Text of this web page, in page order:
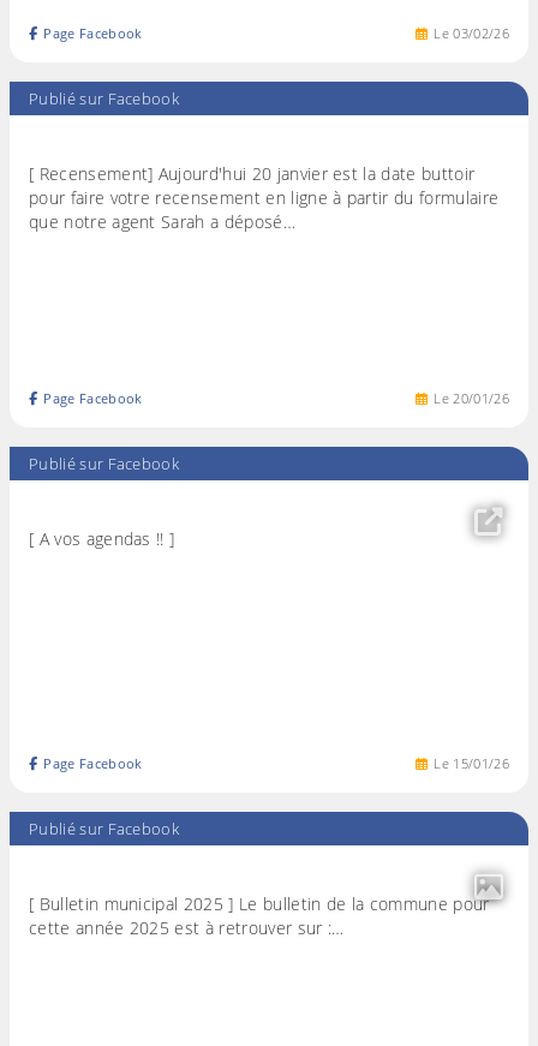
Le03/02/26
Page Facebook
Publié sur Facebook
[ Recensement] Aujourd'hui 20 janvier est la date buttoir
pour faire votre recensement en ligne à partir du formulaire
que notre agent Sarah a déposé…
Le20/01/26
Page Facebook
Publié sur Facebook
[ A vos agendas !! ]
Le 15/01/26
Page Facebook
Publié sur Facebook
[ Bulletin municipal 2025 ] Le bulletin de la commune pour
cette année 2025 est à retrouver sur :…